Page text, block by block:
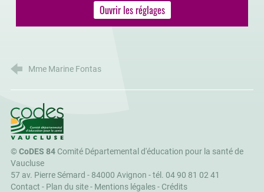
Ouvrir les réglages
Mme Marine Fontas
CoDES 84
©CoDES 84Comité Départemental d'éducation pour la santé de
Vaucluse
57 av. Pierre Sémard - 84000 Avignon -tél. 04 90 81 02 41
Contact - Plan du site- Mentions légales- Crédits